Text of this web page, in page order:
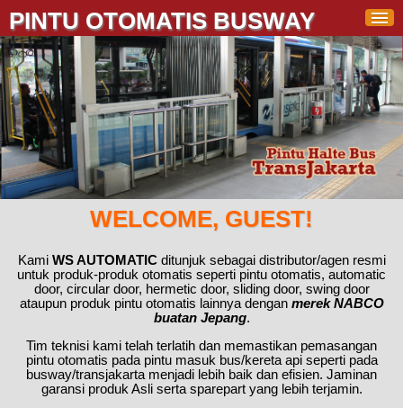
PINTU OTOMATIS BUSWAY
WELCOME, GUEST!
Kami WS AUTOMATICditunjuk sebagai distributor/agen resmi
untuk produk-produk otomatis seperti pintu otomatis, automatic
door, circular door, hermetic door, sliding door, swing door
ataupun produk pintu otomatis lainnya dengan merek NABCO
buatan Jepang.
Tim teknisi kami telah terlatih dan memastikan pemasangan
pintu otomatis pada pintu masuk bus/kereta api seperti pada
busway/transjakarta menjadi lebih baik dan efisien. Jaminan
garansi produk Asli serta sparepart yang lebih terjamin.